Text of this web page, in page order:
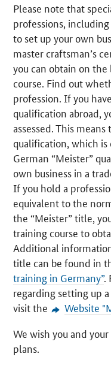
Please note that
professions,
to set up your own
master craftsman’s
you can obtain on
course. Find out
profession. If you
qualification abroad,
assessed. This
qualification, which is
German “Meister”
own business in a
If you hold a
equivalent to the
the “Meister” title,
training course to
Additional
title can be found in
training in Germany”.
regarding setting up
visit the
Website
We wish you and
plans.